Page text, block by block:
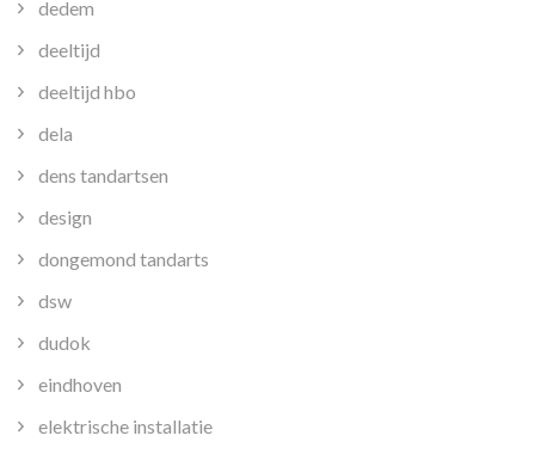
dedem
deeltijd
deeltijd hbo
dela
dens tandartsen
design
dongemond tandarts
dsw
dudok
eindhoven
elektrische installatie